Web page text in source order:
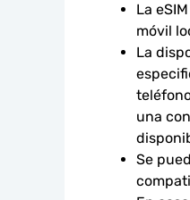
La
móvil
La
una
Se